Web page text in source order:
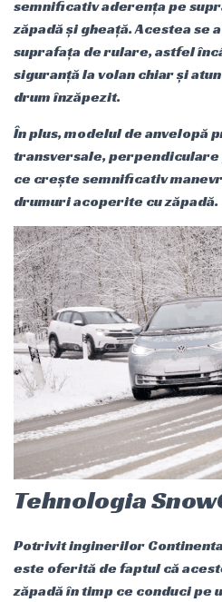
semnificativ aderența pe
zăpadă și gheață. Acestea se
suprafața de rulare, astfel
siguranță la volan chiar și
drum înzăpezit.
În plus, modelul de anvelopă
transversale, perpendiculare
ce crește semnificativ
drumuri acoperite cu zăpadă.
Tehnologia
Potrivit inginerilor
este oferită de faptul că
zăpadă în timp ce conduci pe